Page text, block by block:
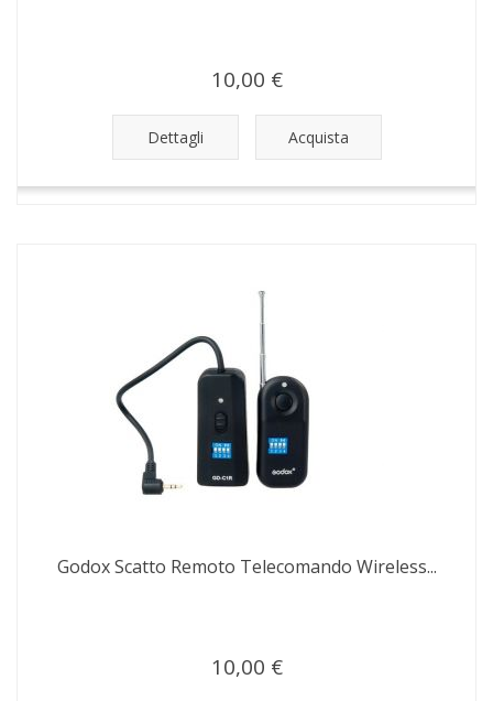
10,00 €
Dettagli Acquista
Godox Scatto Remoto Telecomando Wireless...
10,00 €